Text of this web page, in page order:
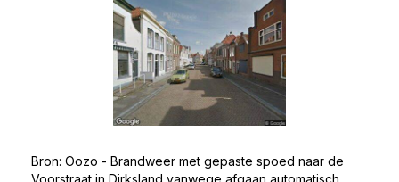
Bron: Oozo - Brandweer met gepaste spoed naar de